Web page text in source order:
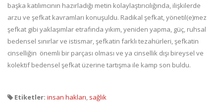
başka katılımcının hazırladığı metin kolaylaştırıcılığında, ilişkilerde
arzu ve şefkat kavramları konuşuldu. Radikal şefkat, yönetil(e)mez
şefkat gibi yaklaşımlar etrafında yıkım, yeniden yapma, güç, ruhsal
bedensel sınırlar ve istismar, şefkatin farklı tezahürleri, şefkatin
cinselliğin önemli bir parçası olması ve ya cinsellik dışı bireysel ve
kolektif bedensel şefkat üzerine tartışma ile kamp son buldu.
Etiketler: insan hakları sağlık